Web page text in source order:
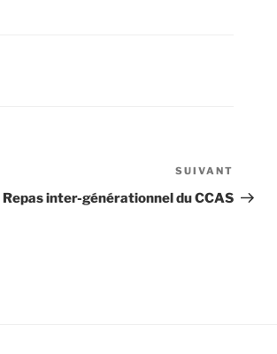
suivant
SUIVANT
Repas inter-générationnel du CCAS